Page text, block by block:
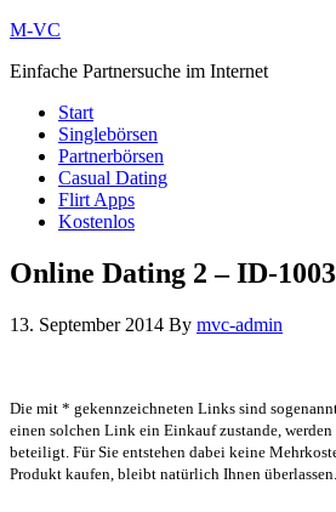
M-VC
Einfache Partnersuche im Internet
Start
Singlebörsen
Partnerbörsen
Casual Dating
Flirt Apps
Kostenlos
Online Dating 2 – ID-
13. September 2014 By mvc-admin
Die mit * gekennzeichneten Links sind
einen solchen Link ein Einkauf zustande,
beteiligt. Für Sie entstehen dabei keine
Produkt kaufen, bleibt natürlich Ihnen überlassen.